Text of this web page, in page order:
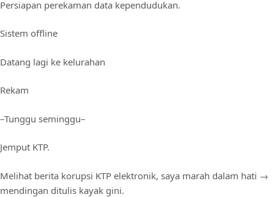
Persiapan perekaman data kependudukan.
Sistem offline
Datang lagi ke kelurahan
Rekam
–Tunggu seminggu–
Jemput KTP.
Melihat berita korupsi KTP elektronik, saya marah dalam hati →
mendingan ditulis kayak gini.